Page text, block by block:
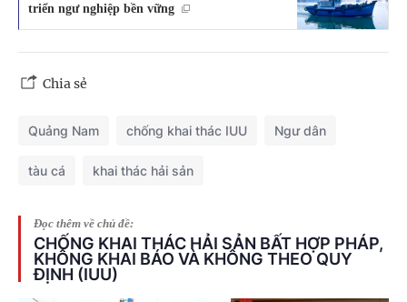
triển ngư nghiệp bền vững
Chia sẻ
Quảng Nam chống khai thác IUU Ngư dân
tàu cá khai thác hải sản
Đọc thêm về chủ đề:
CHỐNG KHAI THÁC HẢI SẢN BẤT HỢP PHÁP,
KHÔNG KHAI BÁO VÀ KHÔNG THEO QUY
ĐỊNH (IUU)